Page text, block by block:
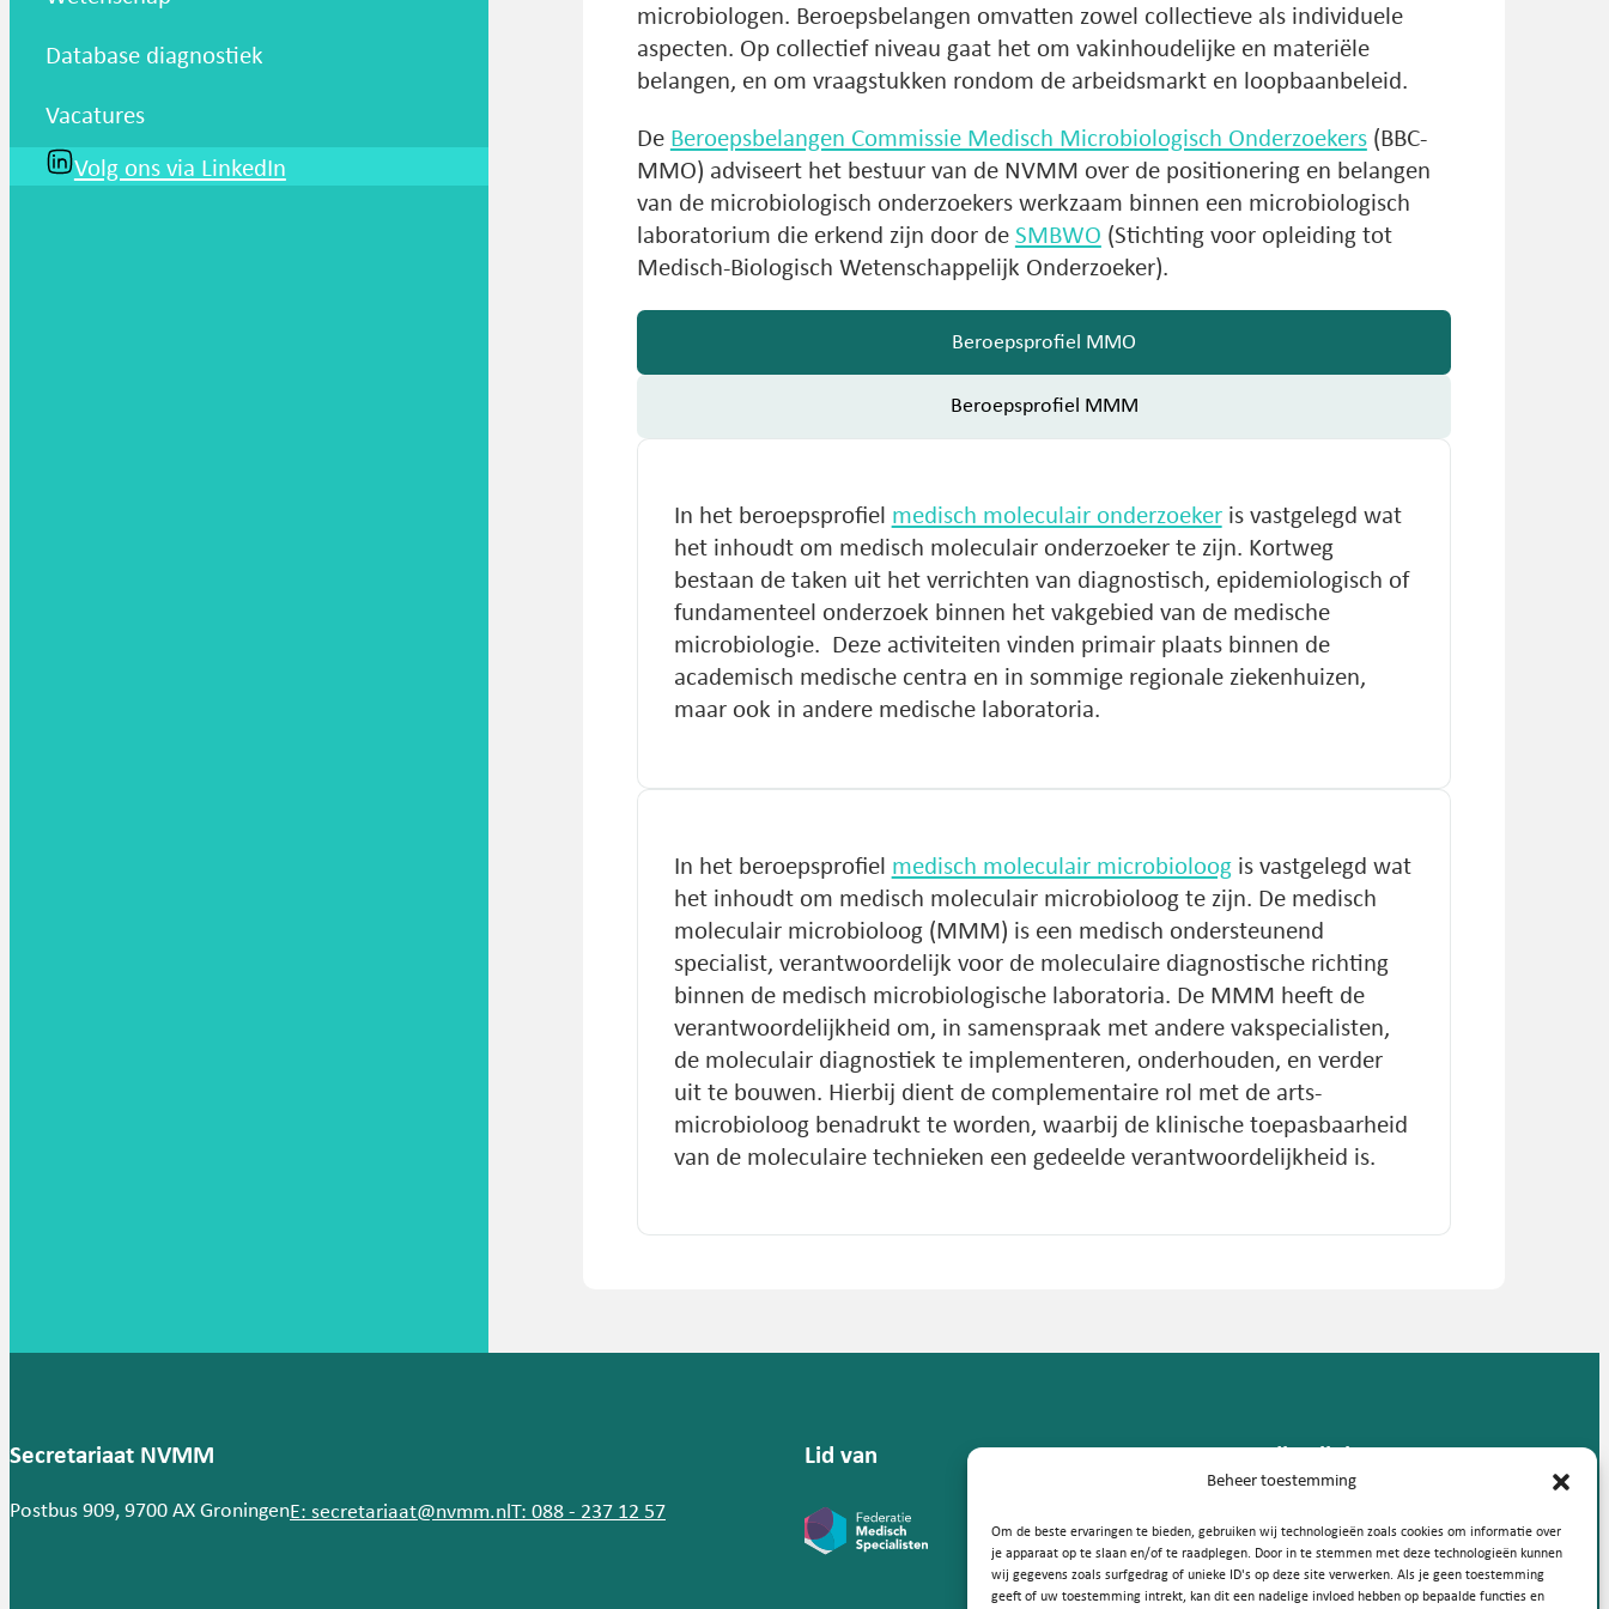
Beheer toestemming
Om de beste ervaringen te bieden, gebruiken wij technologieën zoals cookies om informatie over
je apparaat op te slaan en/of te raadplegen. Door in te stemmen met deze technologieën kunnen
wij gegevens zoals surfgedrag of unieke ID's op deze site verwerken. Als je geen toestemming
geeft of uw toestemming intrekt, kan dit een nadelige invloed hebben op bepaalde functies en
Database diagnostiek
Vacatures
Volg ons via LinkedIn
microbiologen. Beroepsbelangen omvatten zowel collectieve als individuele
aspecten. Op collectief niveau gaat het om vakinhoudelijke en materiële
belangen, en om vraagstukken rondom de arbeidsmarkt en loopbaanbeleid.
De Beroepsbelangen Commissie Medisch Microbiologisch Onderzoekers(BBC-
MMO) adviseert het bestuur van de NVMM over de positionering en belangen
van de microbiologisch onderzoekers werkzaam binnen een microbiologisch
laboratorium die erkend zijn door de SMBWO (Stichting voor opleiding tot
Medisch-Biologisch Wetenschappelijk Onderzoeker).
Beroepsprofiel MMO
Beroepsprofiel MMM
In het beroepsprofiel medisch moleculair onderzoekeris vastgelegd wat
het inhoudt om medisch moleculair onderzoeker te zijn. Kortweg
bestaan de taken uit het verrichten van diagnostisch, epidemiologisch of
fundamenteel onderzoek binnen het vakgebied van de medische
microbiologie. Deze activiteiten vinden primair plaats binnen de
academisch medische centra en in sommige regionale ziekenhuizen,
maar ook in andere medische laboratoria.
In het beroepsprofiel medisch moleculair microbioloogis vastgelegd wat
het inhoudt om medisch moleculair microbioloog te zijn. De medisch
moleculair microbioloog (MMM) is een medisch ondersteunend
specialist, verantwoordelijk voor de moleculaire diagnostische richting
binnen de medisch microbiologische laboratoria. De MMM heeft de
verantwoordelijkheid om, in samenspraak met andere vakspecialisten,
de moleculair diagnostiek te implementeren, onderhouden, en verder
uit te bouwen. Hierbij dient de complementaire rol met de arts-
microbioloog benadrukt te worden, waarbij de klinische toepasbaarheid
van de moleculaire technieken een gedeelde verantwoordelijkheid is.
Secretariaat NVMM
Postbus 909, 9700 AX GroningenE: secretariaat@nvmm.nl T: 088 - 237 12 57
Lid van Handige links